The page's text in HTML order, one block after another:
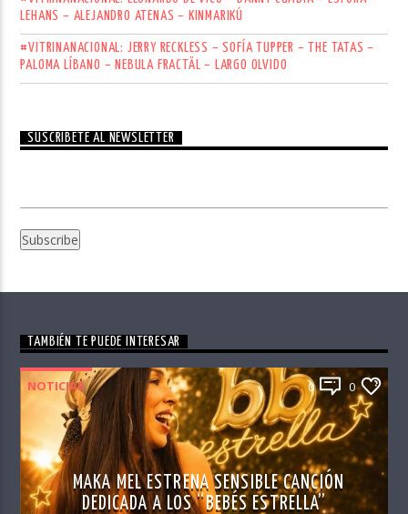
LEHANS – ALEJANDRO ATENAS – KINMARIKÚ
#VITRINANACIONAL: JERRY RECKLESS – SOFÍA TUPPER – THE TATAS –
PALOMA LÍBANO – NEBULA FRACTÄL – LARGO OLVIDO
SUSCRÍBETE AL NEWSLETTER
TAMBIÉN TE PUEDE INTERESAR
NOTICIAS 0 0
MAKA MEL ESTRENA SENSIBLE CANCIÓN
DEDICADA A LOS “BEBÉS ESTRELLA”